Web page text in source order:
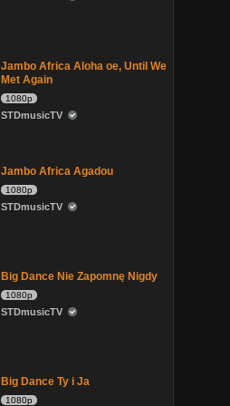
Jambo Africa Aloha oe, Until We
Met Again
1080p
STDmusicTV
Jambo Africa Agadou
1080p
STDmusicTV
Big Dance Nie Zapomnę Nigdy
1080p
STDmusicTV
Big Dance Ty i Ja
1080p